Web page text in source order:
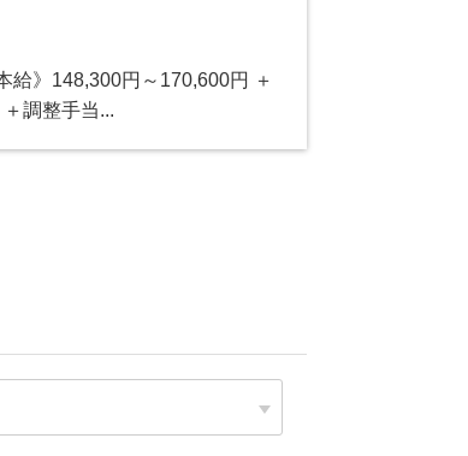
給》148,300円～170,600円 ＋
調整手当...